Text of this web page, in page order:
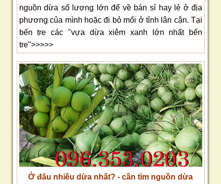
nguồn dừa số lượng lớn để về bán sỉ hay lẻ ở địa
phương của mình hoặc đi bỏ mối ở tỉnh lân cận. Tại
bến tre các "vựa dừa xiêm xanh lớn nhất bến
tre">>>>>
Ở đâu nhiều dừa nhất? - cần tìm nguồn dừa